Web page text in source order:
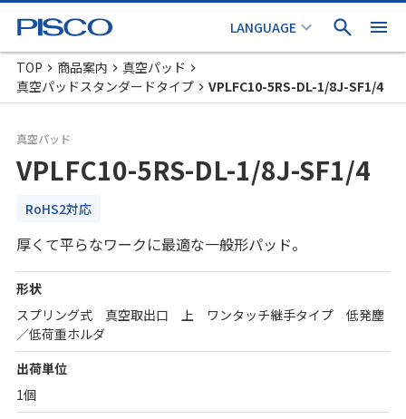
TOP 商品案内
真空パッド
真空パッドスタンダードタイプ
VPLFC10-5RS-DL-1/8J-SF1/4
真空パッド
VPLFC10-5RS-DL-1/8J-SF1/4
RoHS2対応
厚くて平らなワークに最適な一般形パッド。
形状
スプリング式 真空取出口 上 ワンタッチ継手タイプ 低発塵
／低荷重ホルダ
出荷単位
1個